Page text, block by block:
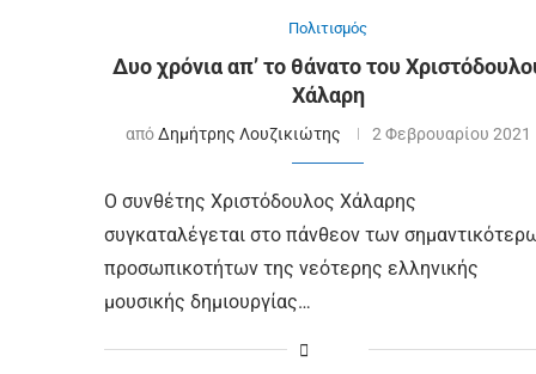
Πολιτισμός
Δυο χρόνια απ’ το θάνατο του
Χάλαρη
απόΔημήτρης Λουζικιώτης 2 Φεβρουαρίου 2021
Ο συνθέτης Χριστόδουλος Χάλαρης
συγκαταλέγεται στο πάνθεον των
προσωπικοτήτων της νεότερης ελληνικής
μουσικής δημιουργίας…